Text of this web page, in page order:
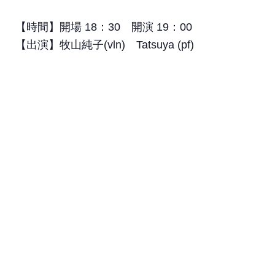
【時間】開場 18：30 開演 19：00
【出演】牧山純子(vln) Tatsuya (pf)